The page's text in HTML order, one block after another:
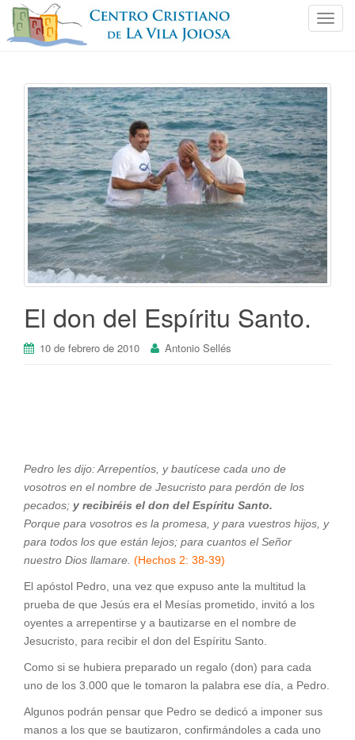
C
i
a
r
n
a
v
e
g
a
c
i
El don del Espíritu Santo.
10 de febrero de 2010 Antonio Sellés
Pedro les dijo: Arrepentíos, y bautícese cada uno de
vosotros en el nombre de Jesucristo para perdón de los
pecados; y recibiréis el don del Espíritu Santo.
Porque para vosotros es la promesa, y para vuestros hijos, y
para todos los que están lejos; para cuantos el Señor
nuestro Dios llamare. (Hechos 2: 38-39)
El apóstol Pedro, una vez que expuso ante la multitud la
prueba de que Jesús era el Mesías prometido, invitó a los
oyentes a arrepentirse y a bautizarse en el nombre de
Jesucristo, para recibir el don del Espíritu Santo.
Como si se hubiera preparado un regalo (don) para cada
uno de los 3.000 que le tomaron la palabra ese día, a Pedro.
Algunos podrán pensar que Pedro se dedicó a imponer sus
manos a los que se bautizaron, confirmándoles a cada uno